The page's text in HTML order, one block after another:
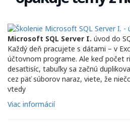
Microsoft SQL Server I. úvod do
Každý deň pracujete s dátami – v
účtovnom programe. Ale keď počet
desaťtisíc, tabuľky sa začnú
cez päť súborov naraz, viete, že
vtedy
Viac informácií